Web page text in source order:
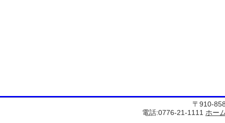
〒910-
電話:0776-21-1111 ホー